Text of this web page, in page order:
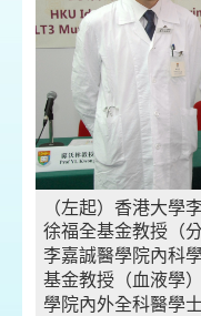
（左起）香港大學
徐福全基金教授（分
李嘉誠醫學院內科
基金教授（血液學
學院內外全科醫學